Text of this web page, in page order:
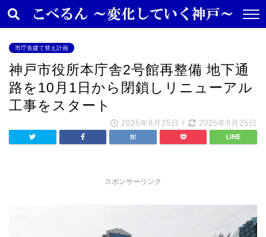
市庁舎建て替え計画
神戸市役所本庁舎2号館再整備 地下通
路を10月1日から閉鎖しリニューアル
工事をスタート
2025年8月25日 / 2025年8月25日
スポンサーリンク